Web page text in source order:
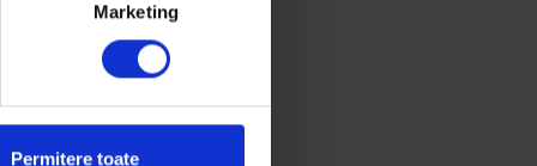
Marketing
Permitere toate
fructe, să
în aceeași zi.”
torturi în
fiica ei de